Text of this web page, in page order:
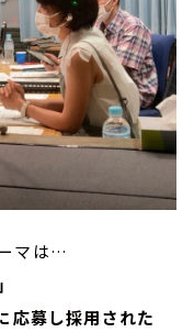
マは…
応募し採用された